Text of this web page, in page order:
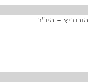
– היו"ר